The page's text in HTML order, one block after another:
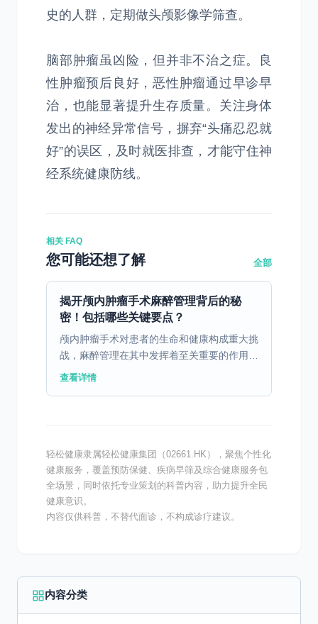
史的人群，定期做头颅影像学筛查。
脑部肿瘤虽凶险，但并非不治之症。良
性肿瘤预后良好，恶性肿瘤通过早诊早
治，也能显著提升生存质量。关注身体
发出的神经异常信号，摒弃“头痛忍忍就
好”的误区，及时就医排查，才能守住神
经系统健康防线。
相关 FAQ
您可能还想了解 全部
揭开颅内肿瘤手术麻醉管理背后的秘
密！包括哪些关键要点？
颅内肿瘤手术对患者的生命和健康构成重大挑
战，麻醉管理在其中发挥着至关重要的作用。
一、颅内肿瘤手术麻醉的基本要求 进行颅内
查看详情
轻松健康隶属轻松健康集团（02661.HK），聚焦个性化
健康服务，覆盖预防保健、疾病早筛及综合健康服务包
全场景，同时依托专业策划的科普内容，助力提升全民
健康意识。
内容仅供科普，不替代面诊，不构成诊疗建议。
内容分类